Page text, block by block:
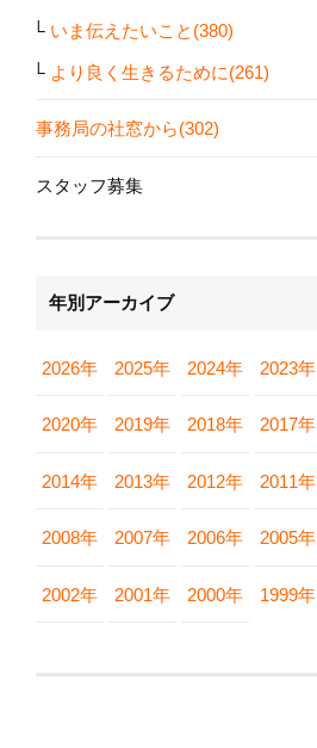
いま伝えたいこと(380)
より良く生きるために(261)
事務局の社窓から(302)
スタッフ募集
年別アーカイブ
2026年 2025年 2024年 2023年
2020年 2019年 2018年 2017年
2014年 2013年 2012年 2011年
2008年 2007年 2006年 2005年
2002年 2001年 2000年 1999年